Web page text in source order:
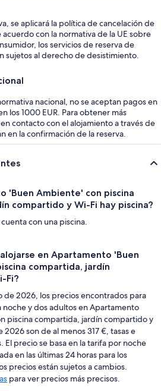
se aplicará la política de cancelación de
con la normativa de la UE sobre
los servicios de reserva de
sujetos al derecho de desistimiento.
nacional, no se aceptan pagos en
los 1000 EUR. Para obtener más
contacto con el alojamiento a través de
en la confirmación de la reserva.
'Buen Ambiente' con piscina
compartido y Wi-Fi hay piscina?
con una piscina.
en Apartamento 'Buen
compartida, jardín
Fi?
de 2026, los precios encontrados para
noche y dos adultos en Apartamento
piscina compartida, jardín compartido y
2026 son de al menos 317 €, tasas e
El precio se basa en la tarifa por noche
en las últimas 24 horas para los
precios están sujetos a cambios.
para ver precios más precisos.